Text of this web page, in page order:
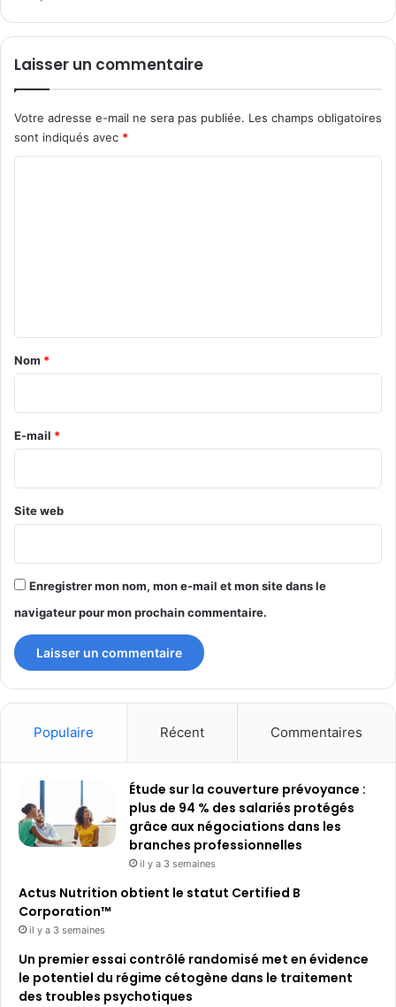
Laisser un commentaire
Votre adresse e-mail ne sera pas publiée. Les champs obligatoires
sont indiqués avec *
a
r
e
Nom *
E-mail *
Site web
Enregistrer mon nom, mon e-mail et mon site dans le
navigateur pour mon prochain commentaire.
Populaire Récent Commentaires
Étude sur la couverture prévoyance :
plus de 94 % des salariés protégés
grâce aux négociations dans les
branches professionnelles
il y a 3 semaines
Actus Nutrition obtient le statut Certified B
Corporation™
il y a 3 semaines
Un premier essai contrôlé randomisé met en évidence
le potentiel du régime cétogène dans le traitement
des troubles psychotiques